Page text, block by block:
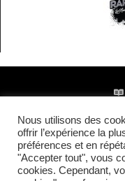
© 2016 • Site
Nous utilisons des
offrir l’expérience la
préférences et en
"Accepter tout", vous
cookies. Cependant,